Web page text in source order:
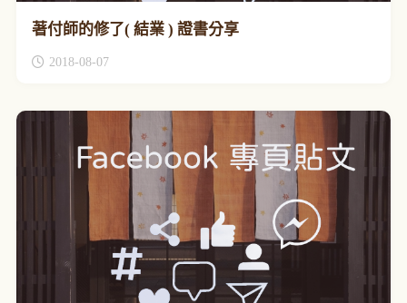
著付師的修了( 結業 ) 證書分享
2018-08-07